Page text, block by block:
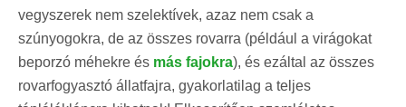
vegyszerek nem szelektívek, azaz nem csak a
szúnyogokra, de az összes rovarra (például a virágokat
beporzó méhekre és más fajokra), és ezáltal az összes
rovarfogyasztó állatfajra, gyakorlatilag a teljes